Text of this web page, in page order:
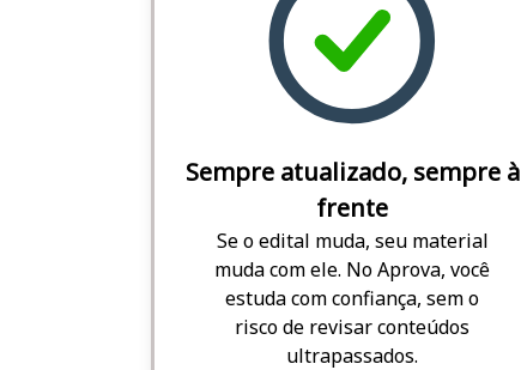
Sempre atualizado, sempre à
frente
Se o edital muda, seu material
muda com ele. No Aprova, você
estuda com confiança, sem o
risco de revisar conteúdos
ultrapassados.